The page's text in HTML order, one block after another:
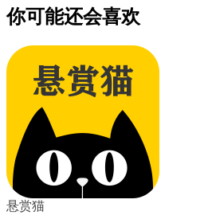
你可能还会喜欢
悬赏猫